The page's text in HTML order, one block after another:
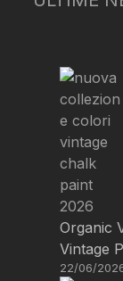
Organic
Vintage
22/06/